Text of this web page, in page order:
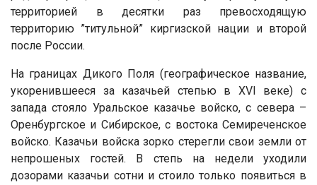
территорией в десятки раз превосходящую
территорию ”титульной” киргизской нации и второй
после России.
На границах Дикого Поля (географическое название,
укоренившееся за казачьей степью в XVI веке) с
запада стояло Уральское казачье войско, с севера –
Оренбургское и Сибирское, с востока Семиреченское
войско. Казачьи войска зорко стерегли свои земли от
непрошеных гостей. В степь на недели уходили
дозорами казачьи сотни и стоило только появиться в